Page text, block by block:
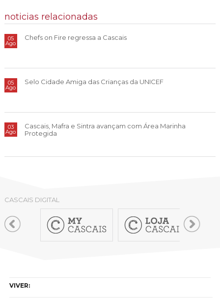
noticias relacionadas
05
Ago
Chefs on Fire regressa a Cascais
05
Ago
Selo Cidade Amiga das Crianças da UNICEF
03
Ago
Cascais, Mafra e Sintra avançam com Área Marinha
Protegida
CASCAIS DIGITAL
VIVER: